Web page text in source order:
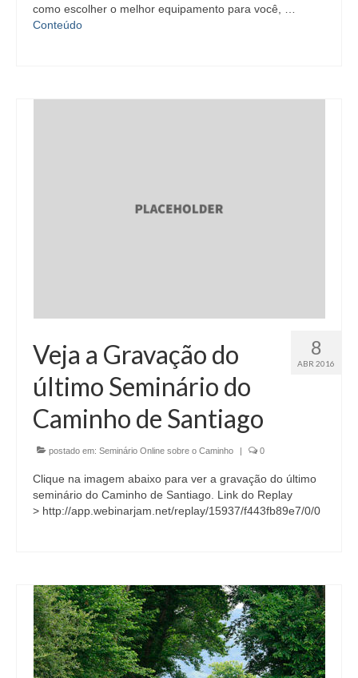
como escolher o melhor equipamento para você, …
Conteúdo
8
ABR 2016
Veja a Gravação do
último Seminário do
Caminho de Santiago
postado em: Seminário Online sobre o Caminho | 0
Clique na imagem abaixo para ver a gravação do último
seminário do Caminho de Santiago. Link do Replay
> http://app.webinarjam.net/replay/15937/f443fb89e7/0/0